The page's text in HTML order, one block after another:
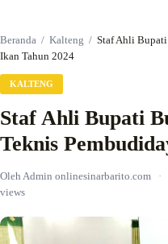
Beranda / Kalteng / Staf Ahli
Ikan Tahun 2024
KALTENG
Staf Ahli Bupati
Teknis
Oleh Admin onlinesinarbarito.com ·
views